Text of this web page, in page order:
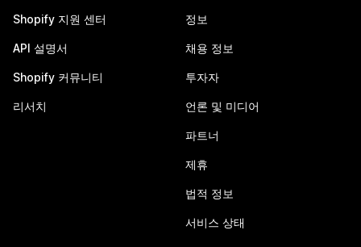
Shopify 지원 센터
API 설명서
Shopify 커뮤니티
리서치
정보
채용 정보
투자자
언론 및 미디어
파트너
제휴
법적 정보
서비스 상태